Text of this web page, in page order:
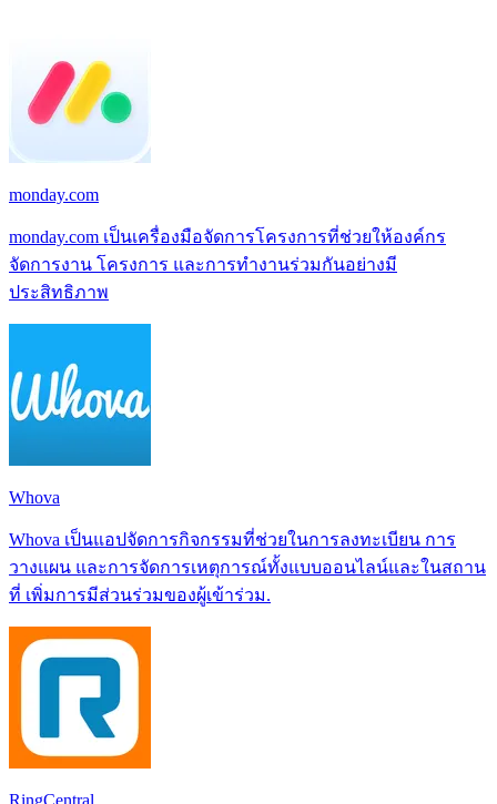
monday.com
monday.com เป็นเครื่องมือจัดการโครงการที่ช่วยให้องค์กร
จัดการงาน โครงการ และการทำงานร่วมกันอย่างมี
ประสิทธิภาพ
Whova
Whova เป็นแอปจัดการกิจกรรมที่ช่วยในการลงทะเบียน การ
วางแผน และการจัดการเหตุการณ์ทั้งแบบออนไลน์และในสถาน
ที่ เพิ่มการมีส่วนร่วมของผู้เข้าร่วม.
RingCentral